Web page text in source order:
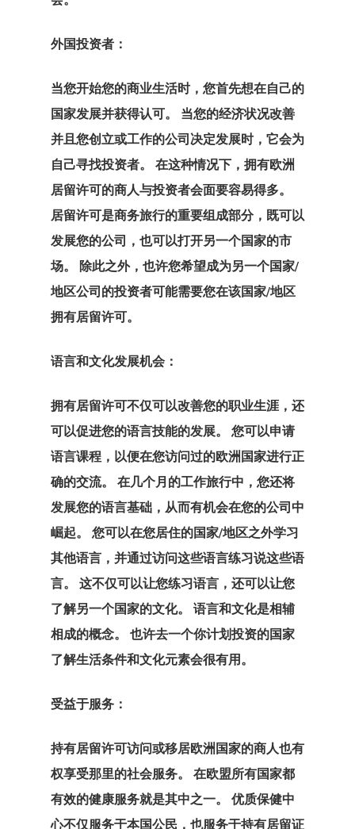
外国投资者：
当您开始您的商业生活时，您首先想在自己的
国家发展并获得认可。 当您的经济状况改善
并且您创立或工作的公司决定发展时，它会为
自己寻找投资者。 在这种情况下，拥有欧洲
居留许可的商人与投资者会面要容易得多。
居留许可是商务旅行的重要组成部分，既可以
发展您的公司，也可以打开另一个国家的市
场。 除此之外，也许您希望成为另一个国家/
地区公司的投资者可能需要您在该国家/地区
拥有居留许可。
语言和文化发展机会：
拥有居留许可不仅可以改善您的职业生涯，还
可以促进您的语言技能的发展。 您可以申请
语言课程，以便在您访问过的欧洲国家进行正
确的交流。 在几个月的工作旅行中，您还将
发展您的语言基础，从而有机会在您的公司中
崛起。 您可以在您居住的国家/地区之外学习
其他语言，并通过访问这些语言练习说这些语
言。 这不仅可以让您练习语言，还可以让您
了解另一个国家的文化。 语言和文化是相辅
相成的概念。 也许去一个你计划投资的国家
了解生活条件和文化元素会很有用。
受益于服务：
持有居留许可访问或移居欧洲国家的商人也有
权享受那里的社会服务。 在欧盟所有国家都
有效的健康服务就是其中之一。 优质保健中
心不仅服务于本国公民，也服务于持有居留证
产品
付款确认
代理清单价格
代理申请
咨询协议
咨询协议
客户门户
希腊房地产居
可 – 黄金签证
您有资格进入
国家/地区？
我们在土耳其
事处
拉脱维亚
计划
搜索请求
支付